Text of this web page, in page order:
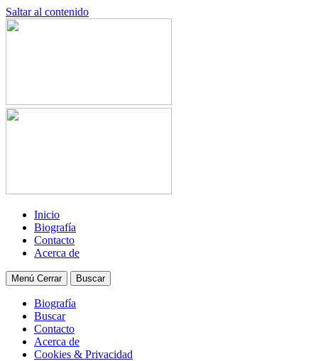
Saltar al contenido
Inicio
Biografía
Contacto
Acerca de
Menú Cerrar Buscar
Biografía
Buscar
Contacto
Acerca de
Cookies & Privacidad